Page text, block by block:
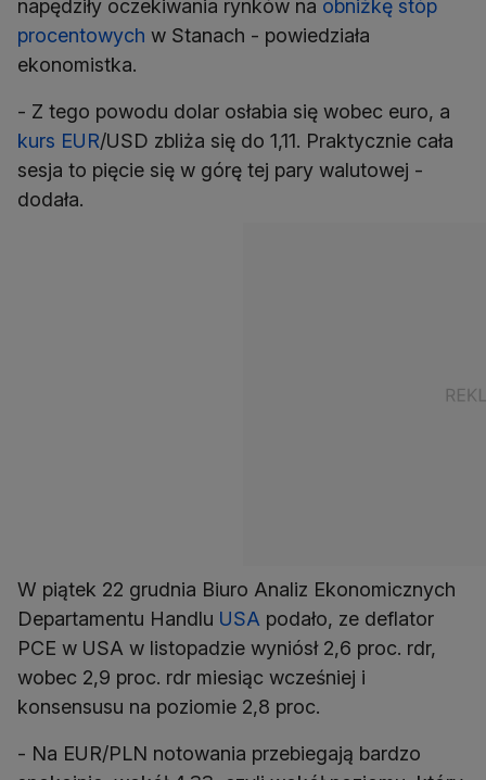
napędziły oczekiwania rynków na obniżkę stóp
procentowych w Stanach - powiedziała
ekonomistka.
- Z tego powodu dolar osłabia się wobec euro, a
kurs EUR/USD zbliża się do 1,11. Praktycznie cała
sesja to pięcie się w górę tej pary walutowej -
dodała.
W piątek 22 grudnia Biuro Analiz Ekonomicznych
Departamentu Handlu USA podało, ze deflator
PCE w USA w listopadzie wyniósł 2,6 proc. rdr,
wobec 2,9 proc. rdr miesiąc wcześniej i
- Na EUR/PLN notowania przebiegają bardzo